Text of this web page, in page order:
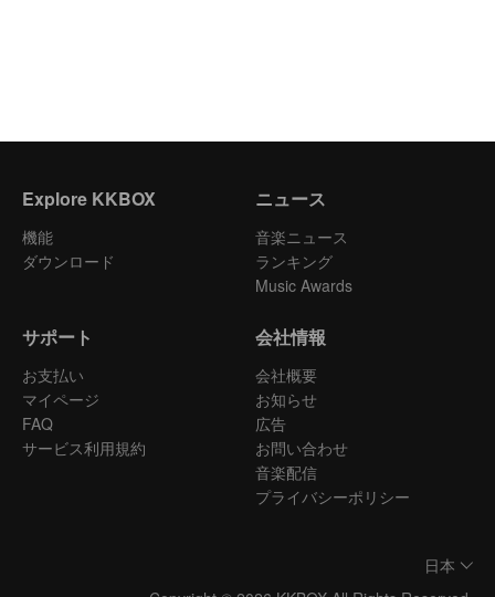
Explore KKBOX
機能
ダウンロード
ニュース
音楽ニュース
ランキング
Music Awards
サポート
お支払い
マイページ
FAQ
サービス利用規約
会社情報
会社概要
お知らせ
広告
お問い合わせ
音楽配信
プライバシーポリシー
日本